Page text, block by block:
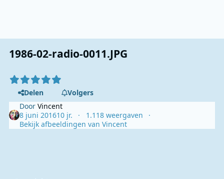
1986-02-radio-0011.JPG
Delen
Volgers
DoorVincent
8 juni 201610 jr.
1.118 weergaven
Bekijk afbeeldingen van Vincent